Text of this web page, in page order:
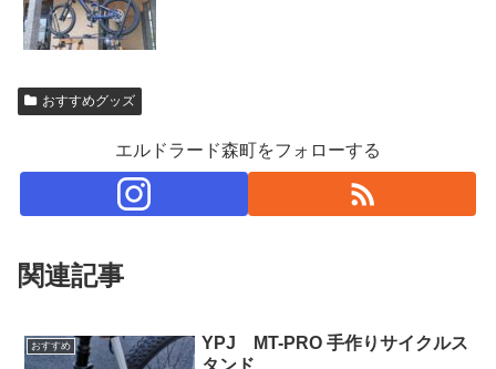
おすすめグッズ
エルドラード森町をフォローする
関連記事
おすすめ
YPJ MT-PRO 手作りサイクルス